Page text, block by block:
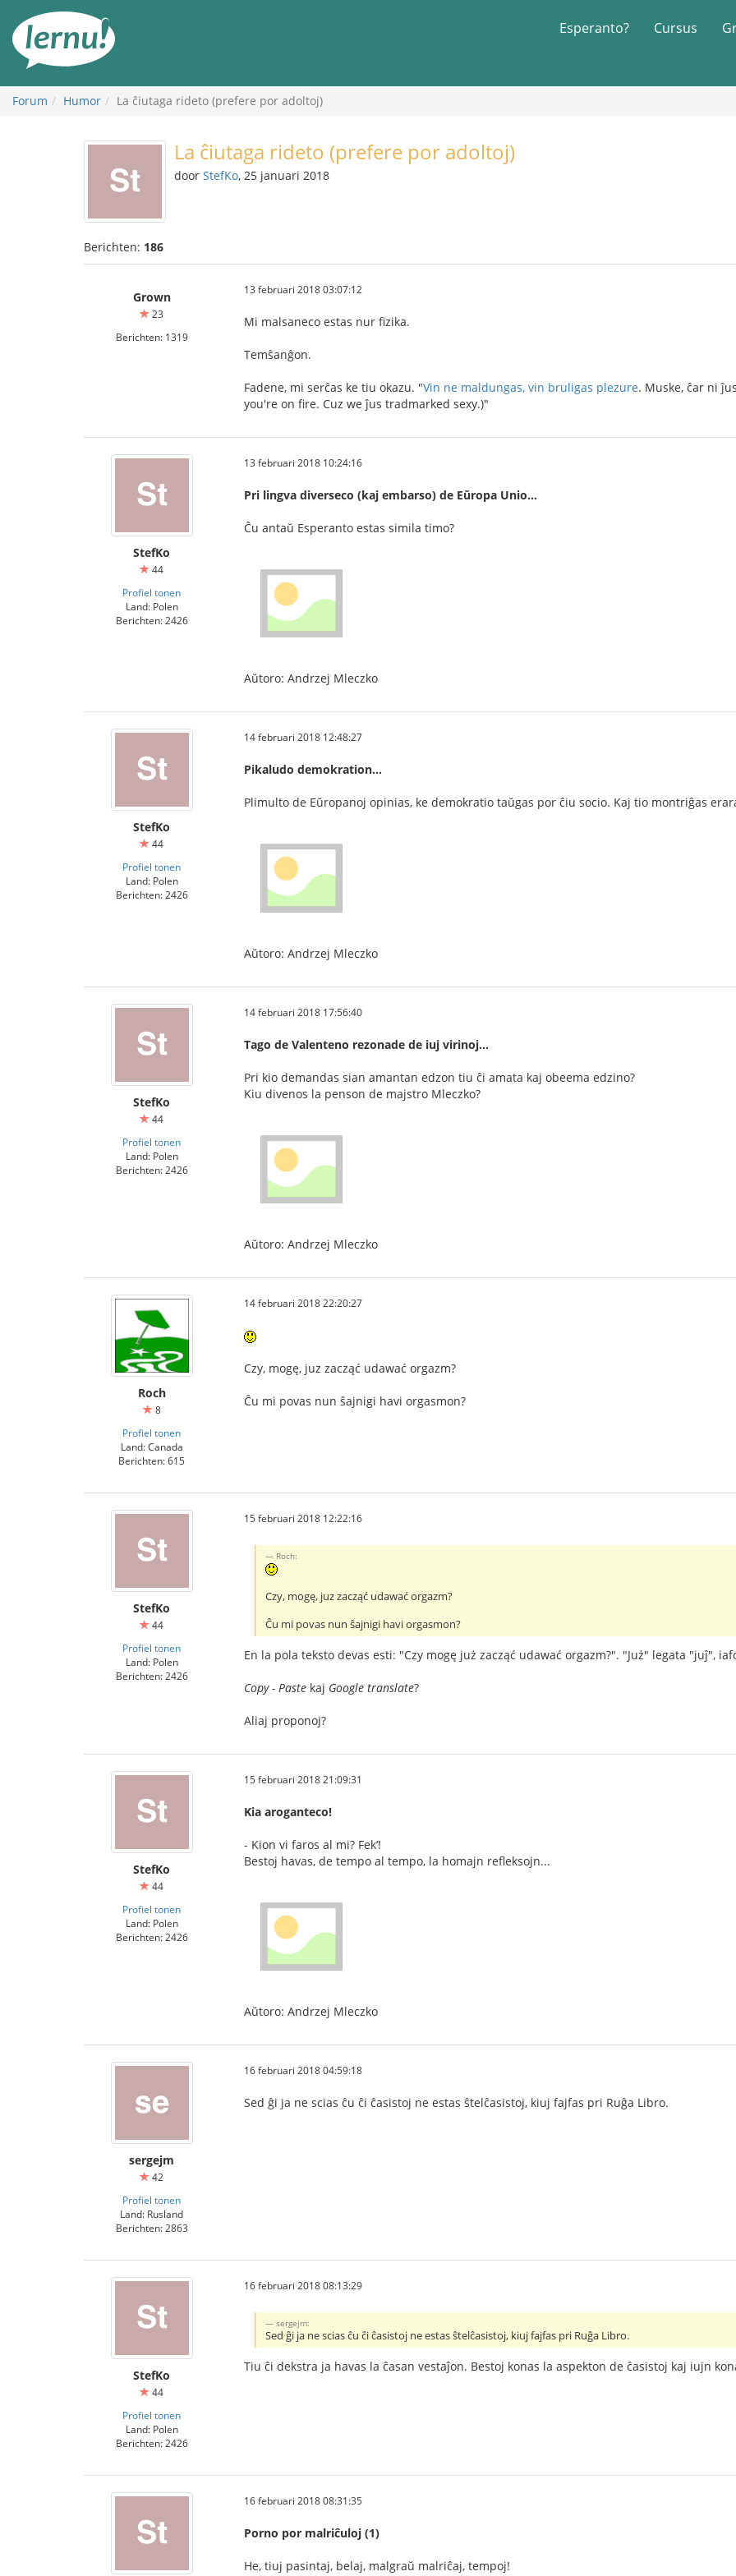
inhoud
Esperanto? Cursus
Forum Humor La ĉiutaga rideto (prefere por adoltoj)
La ĉiutaga rideto (prefere por adoltoj)
door StefKo, 25 januari 2018
Berichten: 186
Grown
23
Berichten: 1319
13 februari 2018 03:07:12
Mi malsaneco estas nur fizika.
Temŝanĝon.
Fadene, mi serĉas ke tiu okazu. "Vin ne maldungas, vin bruligas plezure. Muske, ĉar ni
you're on fire. Cuz we ĵus tradmarked sexy.)"
StefKo
44
Profiel tonen
Land: Polen
Berichten: 2426
13 februari 2018 10:24:16
Pri lingva diverseco (kaj embarso) de Eŭropa Unio…
Ĉu antaŭ Esperanto estas simila timo?
Aŭtoro: Andrzej Mleczko
StefKo
44
Profiel tonen
Land: Polen
Berichten: 2426
14 februari 2018 12:48:27
Pikaludo demokration…
Plimulto de Eŭropanoj opinias, ke demokratio taŭgas por ĉiu socio. Kaj tio montriĝas
Aŭtoro: Andrzej Mleczko
StefKo
44
Profiel tonen
Land: Polen
Berichten: 2426
14 februari 2018 17:56:40
Tago de Valenteno rezonade de iuj virinoj...
Pri kio demandas sian amantan edzon tiu ĉi amata kaj obeema edzino?
Kiu divenos la penson de majstro Mleczko?
Aŭtoro: Andrzej Mleczko
Roch
8
Profiel tonen
Land: Canada
Berichten: 615
14 februari 2018 22:20:27
Czy, mogę, juz zacząć udawać orgazm?
Ĉu mi povas nun ŝajnigi havi orgasmon?
StefKo
44
Profiel tonen
Land: Polen
Berichten: 2426
15 februari 2018 12:22:16
Roch:
Czy, mogę, juz zacząć udawać orgazm?
Ĉu mi povas nun ŝajnigi havi orgasmon?
En la pola teksto devas esti: "Czy mogę już zacząć udawać orgazm?". "Już" legata "juĵ",
Copy - Paste kaj Google translate?
Aliaj proponoj?
StefKo
44
Profiel tonen
Land: Polen
Berichten: 2426
15 februari 2018 21:09:31
Kia aroganteco!
- Kion vi faros al mi? Fek’!
Bestoj havas, de tempo al tempo, la homajn refleksojn...
Aŭtoro: Andrzej Mleczko
sergejm
42
Profiel tonen
Land: Rusland
Berichten: 2863
16 februari 2018 04:59:18
Sed ĝi ja ne scias ĉu ĉi ĉasistoj ne estas ŝtelĉasistoj, kiuj fajfas pri Ruĝa Libro.
StefKo
44
Profiel tonen
Land: Polen
Berichten: 2426
16 februari 2018 08:13:29
sergejm:
Sed ĝi ja ne scias ĉu ĉi ĉasistoj ne estas ŝtelĉasistoj, kiuj fajfas pri Ruĝa Libro.
Tiu ĉi dekstra ja havas la ĉasan vestaĵon. Bestoj konas la aspekton de ĉasistoj kaj iujn
16 februari 2018 08:31:35
Porno por malriĉuloj (1)
He, tiuj pasintaj, belaj, malgraŭ malriĉaj, tempoj!